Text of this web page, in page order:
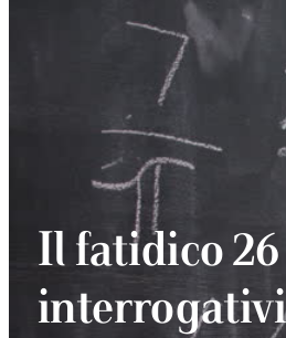
Il fatidico
interrogativi